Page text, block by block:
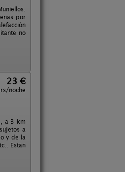
por
no
23 €
noche
a 3 km
a
y de la
Estan